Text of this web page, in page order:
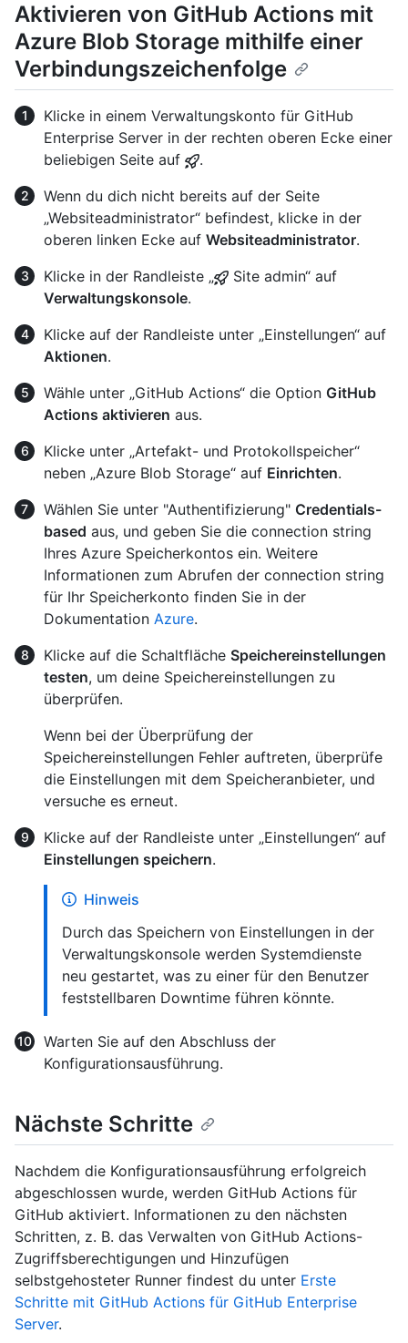
Aktivieren von GitHub Actions mit
Azure Blob Storage mithilfe einer
Verbindungszeichenfolge
Klicke in einem Verwaltungskonto für GitHub
Enterprise Server in der rechten oberen Ecke einer
beliebigen Seite auf
.
Wenn du dich nicht bereits auf der Seite
„Websiteadministrator“ befindest, klicke in der
oberen linken Ecke auf Websiteadministrator.
Klicke in der Randleiste „
Site admin“ auf
Verwaltungskonsole.
Klicke auf der Randleiste unter „Einstellungen“ auf
Aktionen.
Wähle unter „GitHub Actions“ die Option GitHub
Actions aktivieren aus.
Klicke unter „Artefakt- und Protokollspeicher“
neben „Azure Blob Storage“ auf Einrichten.
Wählen Sie unter "Authentifizierung" Credentials-
based aus, und geben Sie die connection string
Ihres Azure Speicherkontos ein. Weitere
Informationen zum Abrufen der connection string
für Ihr Speicherkonto finden Sie in der
Dokumentation Azure.
Klicke auf die Schaltfläche Speichereinstellungen
testen, um deine Speichereinstellungen zu
überprüfen.
Wenn bei der Überprüfung der
Speichereinstellungen Fehler auftreten, überprüfe
die Einstellungen mit dem Speicheranbieter, und
versuche es erneut.
Klicke auf der Randleiste unter „Einstellungen“ auf
Einstellungen speichern.
Hinweis
Durch das Speichern von Einstellungen in der
Verwaltungskonsole werden Systemdienste
neu gestartet, was zu einer für den Benutzer
feststellbaren Downtime führen könnte.
Warten Sie auf den Abschluss der
Konfigurationsausführung.
Nächste Schritte
Nachdem die Konfigurationsausführung erfolgreich
abgeschlossen wurde, werden GitHub Actions für
GitHub aktiviert. Informationen zu den nächsten
Schritten, z. B. das Verwalten von GitHub Actions-
Zugriffsberechtigungen und Hinzufügen
selbstgehosteter Runner findest du unter Erste
Schritte mit GitHub Actions für GitHub Enterprise
Server.